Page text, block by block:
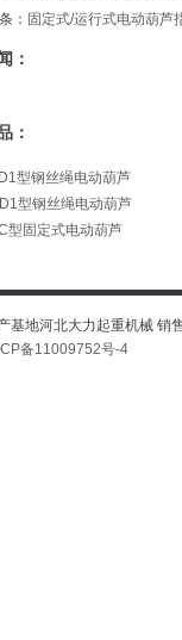
： 固定式/运行式电动葫芦
：
：
型钢丝绳电动葫芦
型钢丝绳电动葫芦
型固定式电动葫芦
基地河北大力起重机械 销
备11009752号-4